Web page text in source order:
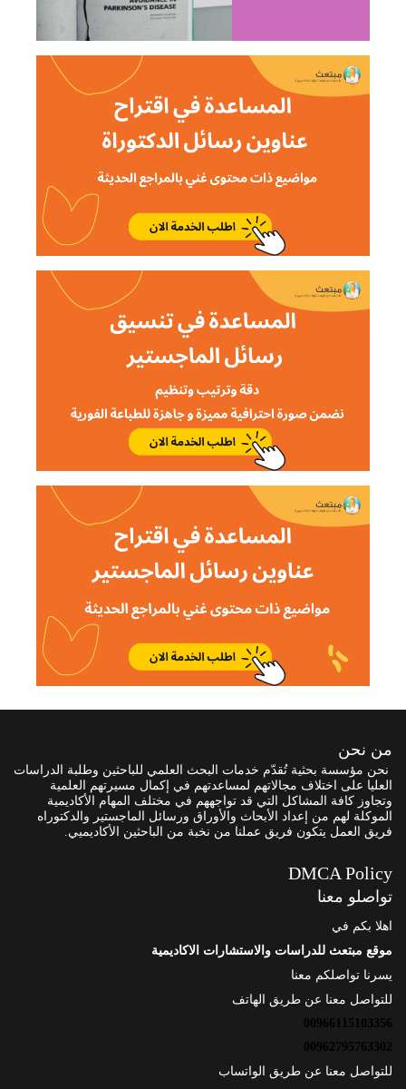
من نحن
نحن مؤسسة بحثية تُقدّم خدمات البحث العلمي للباحثين وطلبة الدراسات
العليا على اختلاف مجالاتهم لمساعدتهم في إكمال مسيرتهم العلمية
وتجاوز كافة المشاكل التي قد تواجههم في مختلف المهام الأكاديمية
الموكلة لهم من إعداد الأبحاث والأوراق ورسائل الماجستير والدكتوراه
فريق العمل يتكون فريق عملنا من نخبة من الباحثين الأكاديميي.
DMCA Policy
تواصلو معنا
اهلا بكم في
موقع مبتعث للدراسات والاستشارات الاكاديمية
يسرنا تواصلكم معنا
للتواصل معنا عن طريق الهاتف
00966115103356
00962795763302
للتواصل معنا عن طريق الواتساب